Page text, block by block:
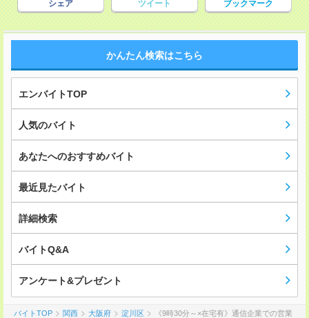
シェア ツイート ブックマーク
かんたん検索はこちら
エンバイトTOP
人気のバイト
あなたへのおすすめバイト
最近見たバイト
詳細検索
バイトQ&A
アンケート&プレゼント
バイトTOP 関西 大阪府 淀川区 《9時30分～×在宅有》通信企業での営業